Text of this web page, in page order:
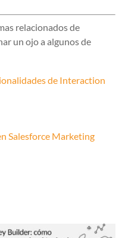
relacionados de
un ojo a algunos de
de Interaction
Salesforce Marketing